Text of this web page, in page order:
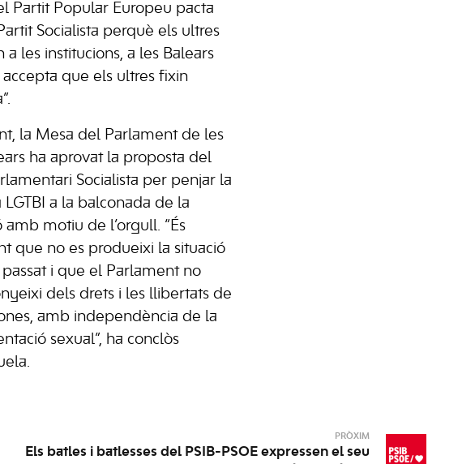
Partit Popular Europeu pacta
Socialista perquè els ultres
a les institucions, a les Balears
accepta que els ultres fixin
la Mesa del Parlament de les
ha aprovat la proposta del
Socialista per penjar la
LGTBI a la balconada de la
amb motiu de l’orgull. “És
que no es produeixi la situació
passat i que el Parlament no
dels drets i les llibertats de
amb independència de la
sexual”, ha conclòs
PRÒXIM
Els batles i batlesses del PSIB-PSOE expressen el seu